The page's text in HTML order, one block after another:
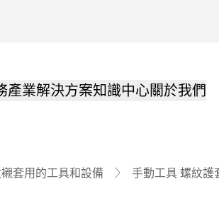
產業解決方案知識中心關於我們
套用的工具和設備 手動工具 螺紋護